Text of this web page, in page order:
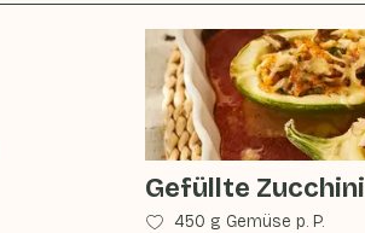
Gefüllte Zucchini
450 g Gemüse p. P.